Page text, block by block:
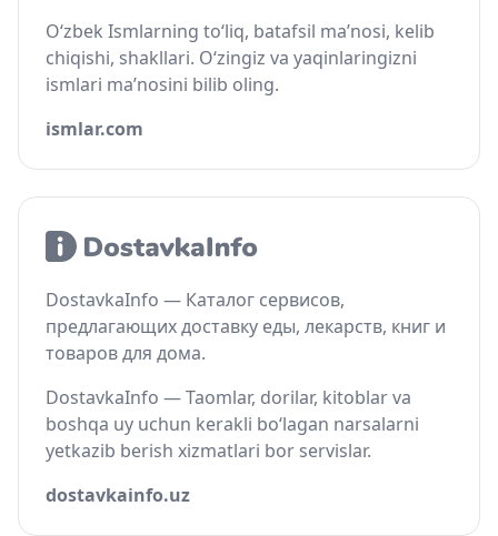
O‘zbek Ismlarning to‘liq, batafsil ma’nosi, kelib
chiqishi, shakllari. O‘zingiz va yaqinlaringizni
ismlari ma’nosini bilib oling.
ismlar.com
DostavkaInfo — Каталог сервисов,
предлагающих доставку еды, лекарств, книг и
товаров для дома.
DostavkaInfo — Taomlar, dorilar, kitoblar va
boshqa uy uchun kerakli bo‘lagan narsalarni
yetkazib berish xizmatlari bor servislar.
dostavkainfo.uz